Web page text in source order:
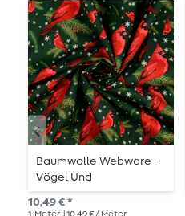
Baumwolle Webware -
Vögel Und
Schneeflocken
Tannengrün
10,49 € *